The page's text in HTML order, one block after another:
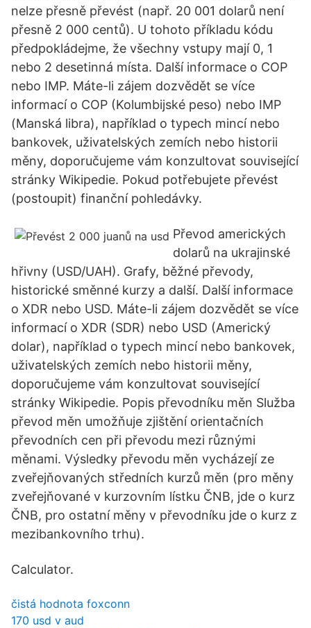
nelze přesně převést (např. 20 001 dolarů není
přesně 2 000 centů). U tohoto příkladu kódu
předpokládejme, že všechny vstupy mají 0, 1
nebo 2 desetinná místa. Další informace o COP
nebo IMP. Máte-li zájem dozvědět se více
informací o COP (Kolumbijské peso) nebo IMP
(Manská libra), například o typech mincí nebo
bankovek, uživatelských zemích nebo historii
měny, doporučujeme vám konzultovat související
stránky Wikipedie. Pokud potřebujete převést
(postoupit) finanční pohledávky.
Převod amerických
dolarů na ukrajinské
hřivny (USD/UAH). Grafy, běžné převody,
historické směnné kurzy a další. Další informace
o XDR nebo USD. Máte-li zájem dozvědět se více
informací o XDR (SDR) nebo USD (Americký
dolar), například o typech mincí nebo bankovek,
uživatelských zemích nebo historii měny,
doporučujeme vám konzultovat související
stránky Wikipedie. Popis převodníku měn Služba
převod měn umožňuje zjištění orientačních
převodních cen při převodu mezi různými
měnami. Výsledky převodu měn vycházejí ze
zveřejňovaných středních kurzů měn (pro měny
zveřejňované v kurzovním lístku ČNB, jde o kurz
ČNB, pro ostatní měny v převodníku jde o kurz z
mezibankovního trhu).
Calculator.
čistá hodnota foxconn
170 usd v aud